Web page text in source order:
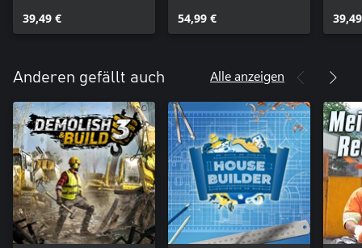
39,49 € 54,99 €
Anderen gefällt auch Alle anzeigen